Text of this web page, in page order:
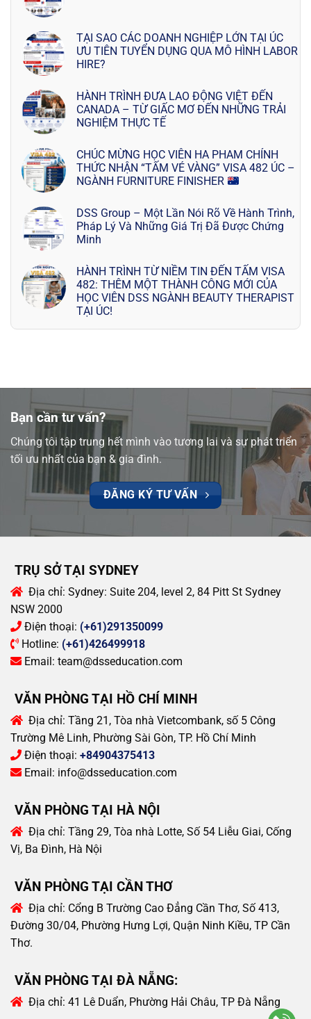
TẠI SAO CÁC DOANH NGHIỆP LỚN TẠI ÚC
ƯU TIÊN TUYỂN DỤNG QUA MÔ HÌNH LABOR
HIRE?
HÀNH TRÌNH ĐƯA LAO ĐỘNG VIỆT ĐẾN
CANADA – TỪ GIẤC MƠ ĐẾN NHỮNG TRẢI
NGHIỆM THỰC TẾ
CHÚC MỪNG HỌC VIÊN HA PHAM CHÍNH
THỨC NHẬN “TẤM VÉ VÀNG” VISA 482 ÚC –
NGÀNH FURNITURE FINISHER
DSS Group – Một Lần Nói Rõ Về Hành Trình,
Pháp Lý Và Những Giá Trị Đã Được Chứng
Minh
HÀNH TRÌNH TỪ NIỀM TIN ĐẾN TẤM VISA
482: THÊM MỘT THÀNH CÔNG MỚI CỦA
HỌC VIÊN DSS NGÀNH BEAUTY THERAPIST
TẠI ÚC!
Bạn cần tư vấn?
Chúng tôi tập trung hết mình vào tương lai và sự phát triển
tối ưu nhất của bạn & gia đình.
ĐĂNG KÝ TƯ VẤN
TRỤ SỞ TẠI SYDNEY
Địa chỉ: Sydney: Suite 204, level 2, 84 Pitt St Sydney
NSW 2000
Điện thoại: (+61)291350099
Hotline: (+61)426499918
Email: team@dsseducation.com
VĂN PHÒNG TẠI HỒ CHÍ MINH
Địa chỉ: Tầng 21, Tòa nhà Vietcombank, số 5 Công
Trường Mê Linh, Phường Sài Gòn, TP. Hồ Chí Minh
Điện thoại: +84904375413
Email: info@dsseducation.com
VĂN PHÒNG TẠI HÀ NỘI
Địa chỉ: Tầng 29, Tòa nhà Lotte, Số 54 Liễu Giai, Cống
Vị, Ba Đình, Hà Nội
VĂN PHÒNG TẠI CẦN THƠ
Địa chỉ: Cổng B Trường Cao Đẳng Cần Thơ, Số 413,
Đường 30/04, Phường Hưng Lợi, Quận Ninh Kiều, TP Cần
Thơ.
VĂN PHÒNG TẠI ĐÀ NẴNG:
Địa chỉ: 41 Lê Duẩn, Phường Hải Châu, TP Đà Nẵng